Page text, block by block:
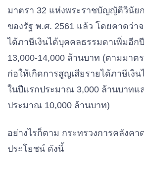
มาตรา 32 แห่งพระราชบัญญัติวินัยก
ของรัฐ พ.ศ. 2561 แล้ว โดยคาดว่า
ได้ภาษีเงินได้บุคคลธรรมดาเพิ่มอีก
13,000-14,000 ล้านบาท (ตามมาต
ก่อให้เกิดการสูญเสียรายได้ภาษีเงิ
ในปีแรกประมาณ 3,000 ล้านบาทแ
ประมาณ 10,000 ล้านบาท)
อย่างไรก็ตาม กระทรวงการคลังคา
ประโยชน์ ดังนี้